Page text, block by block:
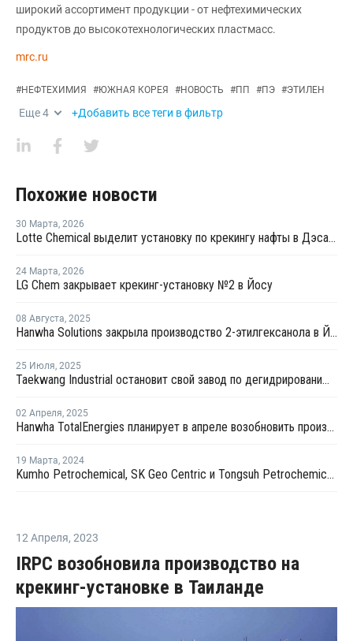
широкий ассортимент продукции - от нефтехимических
продуктов до высокотехнологических пластмасс.
mrc.ru
#НЕФТЕХИМИЯ #ЮЖНАЯ КОРЕЯ #НОВОСТЬ #ПП #ПЭ #ЭТИЛЕН
Еще4 +Добавить все теги в фильтр
Похожие новости
30 Марта, 2026
Lotte Chemical выделит установку по крекингу нафты в Дэсане и объединится с HD Hyundai Chemical
24 Марта, 2026
LG Chem закрывает крекинг-установку №2 в Йосу
08 Августа, 2025
Hanwha Solutions закрыла производство 2-этилгексанола в Йосу
25 Июля, 2025
Taekwang Industrial остановит свой завод по дегидрированию пропана в Южной Корее
02 Апреля, 2025
Hanwha TotalEnergies планирует в апреле возобновить производство на крекинг-установке в Даэсане
19 Марта, 2024
Kumho Petrochemical, SK Geo Centric и Tongsuh Petrochemical создадут цепочку поставок биомономеров
12 Апреля, 2023
IRPC возобновила производство на
крекинг-установке в Таиланде